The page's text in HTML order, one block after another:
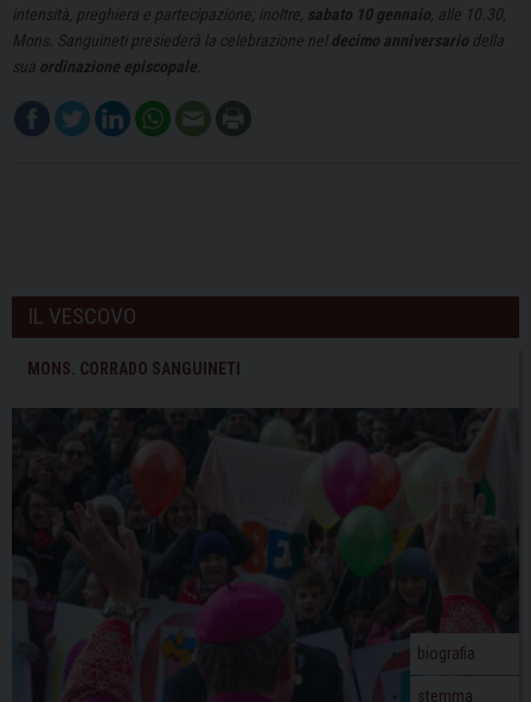
intensità, preghiera e partecipazione; inoltre, sabato 10 gennaio , alle 10.30,
Mons. Sanguineti presiederà la celebrazione neldecimo anniversario della
sua ordinazione episcopale
IL VESCOVO
MONS. CORRADO SANGUINETI
biografia
stemma